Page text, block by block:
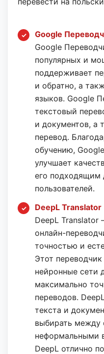
Google
Google
популярных и
поддерживает
и обратно, а
языков. Google
текстовый
и документов, а
перевод.
обучению,
улучшает
его подходящим
пользователей.
DeepL Translator
DeepL Translator
онлайн-
точностью и
Этот
нейронные сети
максимально
переводов.
текста и
выбирать
неформальными
DeepL отлично